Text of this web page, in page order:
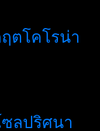
ตโคโรน่า
ลปริศนา